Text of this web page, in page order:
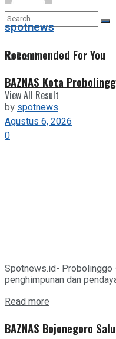
No Result
View All Result
spotnews
Recommended For You
BAZNAS Kota
byspotnews
Agustus 6, 2026
0
Spotnews.id- Probolinggo
penghimpunan dan
Read more
BAZNAS Bojonegoro